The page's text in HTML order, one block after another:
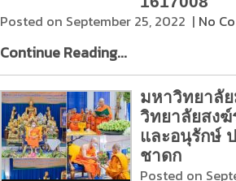
Posted on September 25, 2022 | No
Continue Reading...
มหาวิทยาลั
วิทยาลัยสงฆ์
และอนุรักษ์
ชาดก
Posted on